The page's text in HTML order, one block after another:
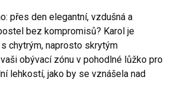
přes den elegantní, vzdušná a
bez kompromisů? Karol je
chytrým, naprosto skrytým
obývací zónu v pohodlné lůžko pro
lehkostí, jako by se vznášela nad